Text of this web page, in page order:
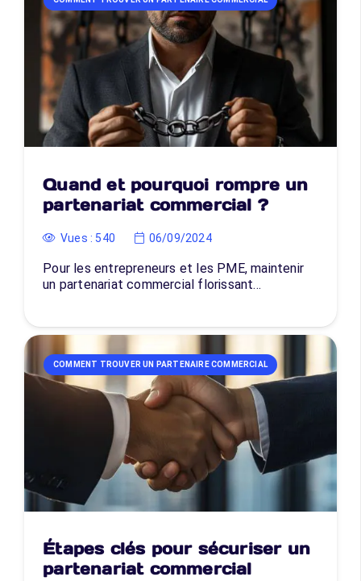
Quand et pourquoi rompre un
partenariat commercial ?
Vues : 540 06/09/2024
Pour les entrepreneurs et les PME, maintenir
un partenariat commercial florissant…
COMMENT TROUVER UN PARTENAIRE COMMERCIAL
Étapes clés pour sécuriser un
partenariat commercial